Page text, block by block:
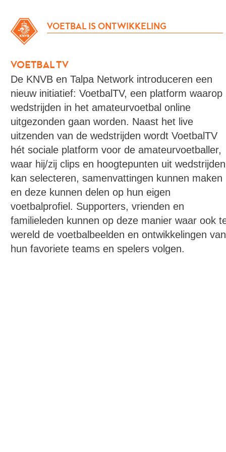
VOETBAL IS ONTWIKKELING
VOETBAL TV
De KNVB en Talpa Network introduceren een
nieuw initiatief: VoetbalTV, een platform waarop
wedstrijden in het amateurvoetbal online
uitgezonden gaan worden. Naast het live
uitzenden van de wedstrijden wordt VoetbalTV
hét sociale platform voor de amateurvoetballer,
waar hij/zij clips en hoogtepunten uit wedstrijden
kan selecteren, samenvattingen kunnen maken
en deze kunnen delen op hun eigen
voetbalprofiel. Supporters, vrienden en
familieleden kunnen op deze manier waar ook
wereld de voetbalbeelden en ontwikkelingen van
hun favoriete teams en spelers volgen.